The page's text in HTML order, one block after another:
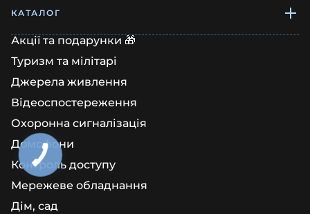
КАТАЛОГ
Акції та подарунки 🎁
Туризм та мілітарі
Джерела живлення
Відеоспостереження
Охоронна сигналізація
Домофони
Контроль доступу
Мережеве обладнання
Дім, сад